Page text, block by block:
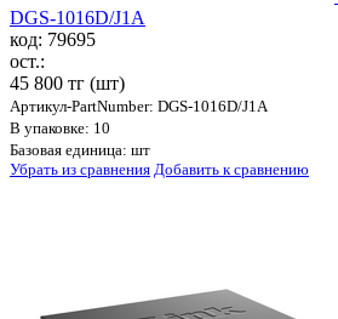
DGS-1016D/J1A
код: 79695
ост.:
45 800 тг (шт)
Артикул-PartNumber: DGS-1016D/J1A
В упаковке: 10
Базовая единица: шт
Убрать из сравнения Добавить к сравнению